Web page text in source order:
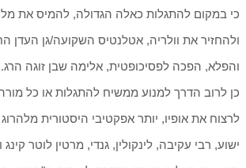
כי במקום להתגלות כאלה הגדולה, להמיס את
ולהחזיר את וולריה, אטלנטיס השקועה/גן העדן
והפלא, הפכה לפסיכופטית, אלימה שבן זוגה הרג.
כן לרוב הדרך למנוע ממשיח להתגלות או כל
לרצוח את אופיו, יותר אפקטיבי היסטורית
ישוע, רבי עקיבה, לינקולין, גנדי, מרטין לוטר קינג